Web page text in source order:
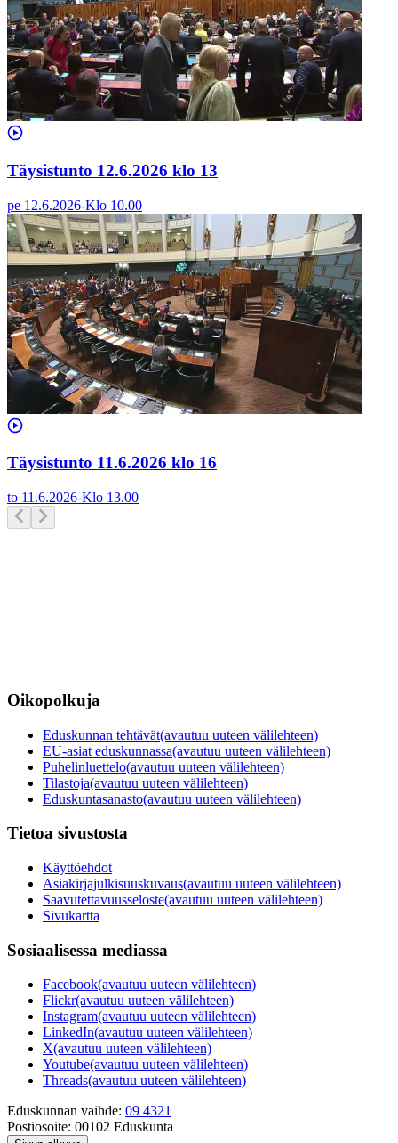
Täysistunto 12.6.2026 klo 13
pe 12.6.2026-Klo 10.00
Täysistunto 11.6.2026 klo 16
to 11.6.2026-Klo 13.00
Oikopolkuja
Eduskunnan tehtävät(avautuu uuteen välilehteen)
EU-asiat eduskunnassa(avautuu uuteen välilehteen)
Puhelinluettelo(avautuu uuteen välilehteen)
Tilastoja(avautuu uuteen välilehteen)
Eduskuntasanasto(avautuu uuteen välilehteen)
Tietoa sivustosta
Käyttöehdot
Asiakirjajulkisuuskuvaus(avautuu uuteen välilehteen)
Saavutettavuusseloste(avautuu uuteen välilehteen)
Sivukartta
Sosiaalisessa mediassa
Facebook(avautuu uuteen välilehteen)
Flickr(avautuu uuteen välilehteen)
Instagram(avautuu uuteen välilehteen)
LinkedIn(avautuu uuteen välilehteen)
X(avautuu uuteen välilehteen)
Youtube(avautuu uuteen välilehteen)
Threads(avautuu uuteen välilehteen)
Eduskunnan vaihde: 09 4321
Postiosoite: 00102 Eduskunta